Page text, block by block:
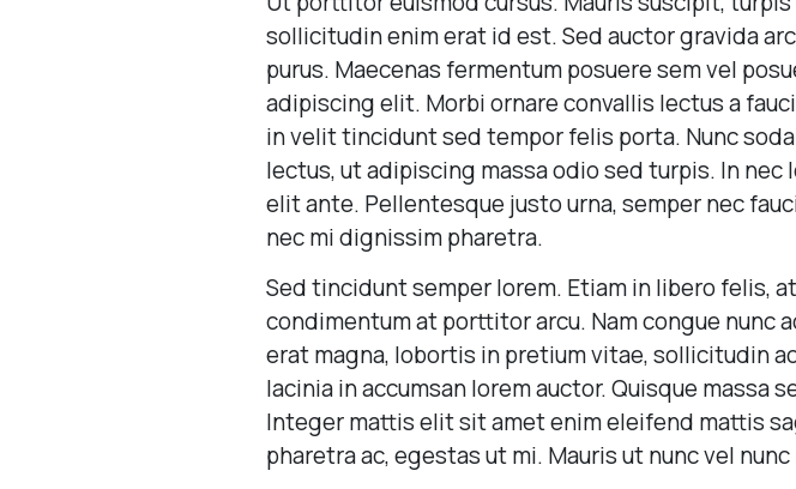
sollicitudin enim erat id est. Sed auctor gravida
purus. Maecenas fermentum posuere sem vel
adipiscing elit. Morbi ornare convallis lectus a
in velit tincidunt sed tempor felis porta. Nunc
lectus, ut adipiscing massa odio sed turpis. In
elit ante. Pellentesque justo urna, semper nec
nec mi dignissim pharetra.
Sed tincidunt semper lorem. Etiam in libero felis,
condimentum at porttitor arcu. Nam congue nunc
erat magna, lobortis in pretium vitae, sollicitudin
lacinia in accumsan lorem auctor. Quisque
Integer mattis elit sit amet enim eleifend mattis
pharetra ac, egestas ut mi. Mauris ut nunc vel